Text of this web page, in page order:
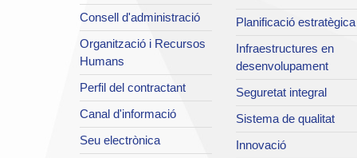
Consell d'administració
Organització i Recursos
Humans
Perfil del contractant
Canal d'informació
Seu electrònica
Planificació estratègica
Infraestructures en
desenvolupament
Seguretat integral
Sistema de qualitat
Innovació